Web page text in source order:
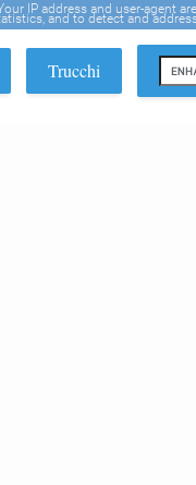
Trucchi
IP address and user-agent
and to detect and